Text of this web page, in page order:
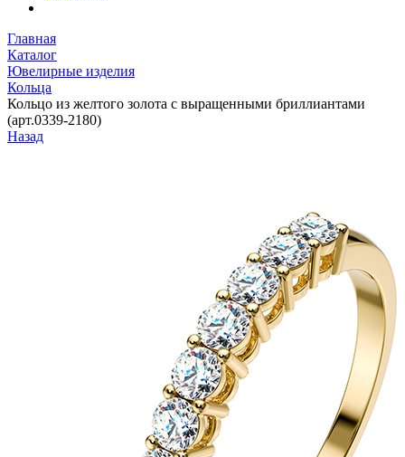
Главная
Каталог
Ювелирные изделия
Кольца
Кольцо из желтого золота с выращенными бриллиантами
(арт.0339-2180)
Назад